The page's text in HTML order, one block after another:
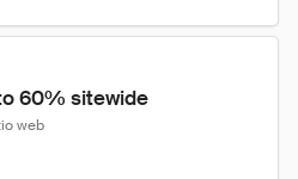
60% sitewide
web